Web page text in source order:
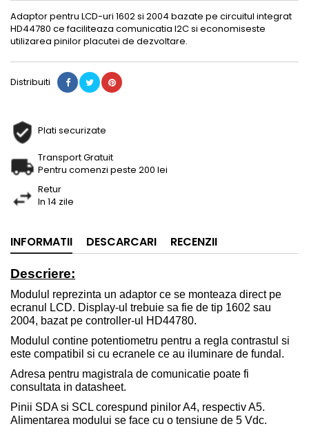
Adaptor pentru LCD-uri 1602 si 2004 bazate pe circuitul integrat
HD44780 ce faciliteaza comunicatia I2C si economiseste
utilizarea pinilor placutei de dezvoltare.
Distribuiti
Plati securizate
Transport Gratuit
Pentru comenzi peste 200 lei
Retur
In 14 zile
INFORMATII DESCARCARI RECENZII
Descriere:
Modulul reprezinta un adaptor ce se monteaza direct pe
ecranul LCD. Display-ul trebuie sa fie de tip 1602 sau
2004, bazat pe controller-ul HD44780.
Modulul contine potentiometru pentru a regla contrastul si
este compatibil si cu ecranele ce au iluminare de fundal.
Adresa pentru magistrala de comunicatie poate fi
consultata in datasheet.
Pinii SDA si SCL corespund pinilor A4, respectiv A5.
Alimentarea modului se face cu o tensiune de 5 Vdc.